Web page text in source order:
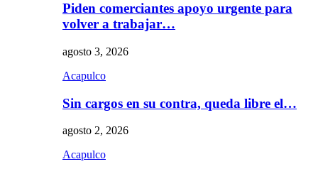
Piden comerciantes apoyo urgente para
volver a trabajar…
agosto 3, 2026
Acapulco
Sin cargos en su contra, queda libre el…
agosto 2, 2026
Acapulco